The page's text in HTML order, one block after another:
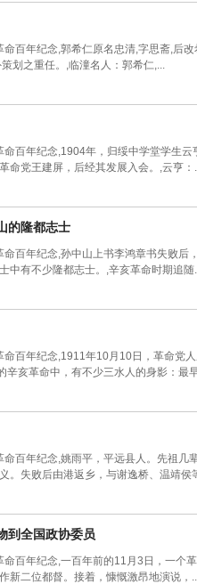
百年纪念,郭希仁原名忠清,字思斋,后
划之重任。,临潼名人：郭希仁,...
百年纪念,1904年，归绥中学堂学生云
命党王建屏，后经其发展入会。,云亨：
的隆都志士
百年纪念,孙中山上书李鸿章书失败后
中有不少隆都志士。,辛亥革命时期追随
命百年纪念,1911年10月10日，革命党
辛亥革命中，有不少三水人的身影：最
百年纪念,姚雨平，平远县人。先祖几
。失败后由港返乡，与谢逸桥、温靖侯
到全国政协委员
百年纪念,一百年前的11月3日，一个
新二位都督。接着，慷慨激昂地演说，